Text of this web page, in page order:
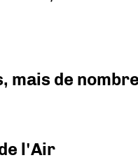
mais de
l'Air